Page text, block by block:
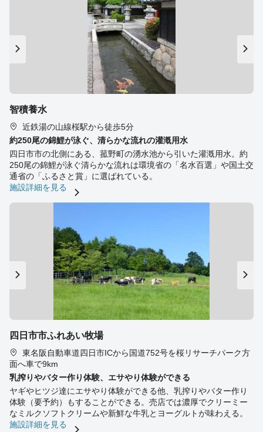
智積養水
近鉄湯の山線桜駅から徒歩5分
約250尾の錦鯉が泳ぐ、清らかな流れの灌漑用水
四日市市の北側にある、菰野町の湧水池から引いた灌漑用水。約
250尾の錦鯉が泳ぐ清らかな流れは環境省の「名水百選」や国土交
通省の「ふるさと賞」に選ばれている。
施設詳細を見る
四日市市ふれあい牧場
東名阪自動車道四日市ICから国道752号を桜リサーチパーク方
面へ車で9km
乳搾りやバター作り体験、エサやり体験ができる
ヤギやヒツジ達にエサやり体験ができる他、乳搾りやバター作り
体験（要予約）もすることができる。売店では濃厚でクリーミー
なミルクソフトクリームや新鮮な牛乳とヨーグルトが味わえる。
施設詳細を見る